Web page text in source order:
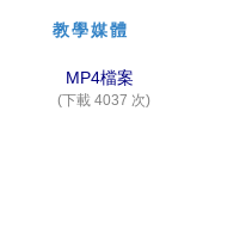
教學媒體
MP4檔案
(下載 4037 次)